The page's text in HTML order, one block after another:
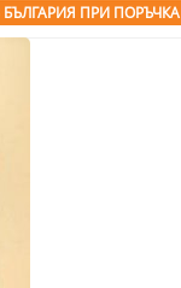
ПРИ ПОРЪЧКА